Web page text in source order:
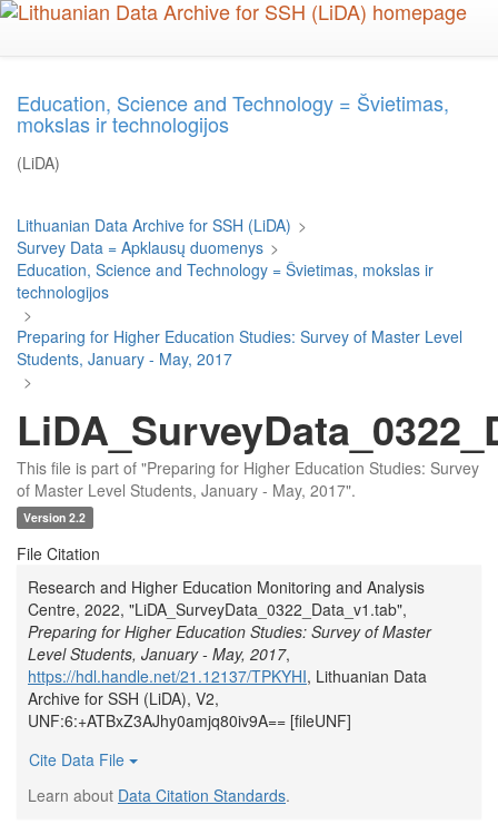
Skip
Education, Science and Technology = Švietimas,
mokslas ir technologijos
(LiDA)
Lithuanian Data Archive for SSH (LiDA) >
Survey Data = Apklausų duomenys >
Education, Science and Technology = Švietimas, mokslas ir
technologijos
>
Preparing for Higher Education Studies: Survey of Master Level
Students, January - May, 2017
>
This file is part of "Preparing for Higher Education Studies: Survey
of Master Level Students, January - May, 2017".
Version 2.2
File Citation
Research and Higher Education Monitoring and Analysis
Centre, 2022, "LiDA_SurveyData_0322_Data_v1.tab",
Preparing for Higher Education Studies: Survey of Master
Level Students, January - May, 2017,
https://hdl.handle.net/21.12137/TPKYHI, Lithuanian Data
Archive for SSH (LiDA), V2,
UNF:6:+ATBxZ3AJhy0amjq80iv9A== [fileUNF]
Cite Data File
Learn about Data Citation Standards.